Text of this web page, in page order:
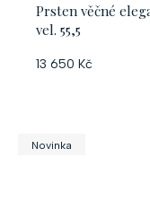
Prsten věčné
vel. 55,5
13 650 Kč
Novinka